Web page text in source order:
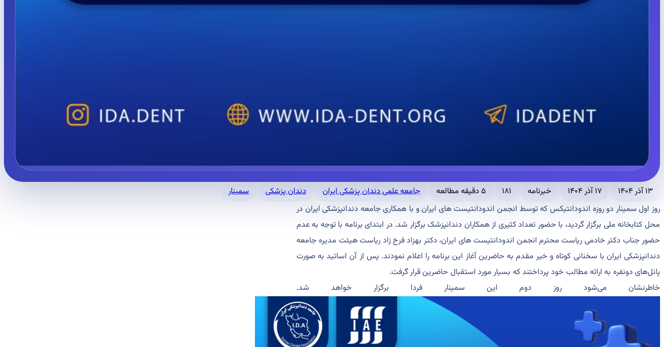
۱۳ آذر ۱۴۰۴ ۱۷ آذر ۱۴۰۴ خبرنامه ۱۸۱ ۵ دقیقه مطالعه جامعه علمی دندان پزشکی ایران دندان پزشکی
سمینار
روز اول سمینار دو روزه اندودانتیکس که توسط انجمن اندودانتیست های ایران و با همکاری جامعه دندانپزشکی ایران در
محل کتابخانه ملی برگزار گردید، با حضور تعداد کثیری از همکاران دندانپزشک برگزار شد. در ابتدای برنامه با توجه به عدم
حضور جناب دکتر خادمی ریاست محترم انجمن اندودانتیست های ایران، دکتر بهزاد فرخ زاد ریاست هیئت مدیره جامعه
دندانپزشکی ایران با سخنانی کوتاه و خیر مقدم به حاضرین آغاز این برنامه را اعلام نمودند. پس از آن اساتید به صورت
پانل‌های دونفره به ارائه مطالب خود پرداختند که بسیار مورد استقبال حاضرین قرار گرفت.
خاطرنشان می‌شود روز دوم این سمینار فردا برگزار خواهد شد.